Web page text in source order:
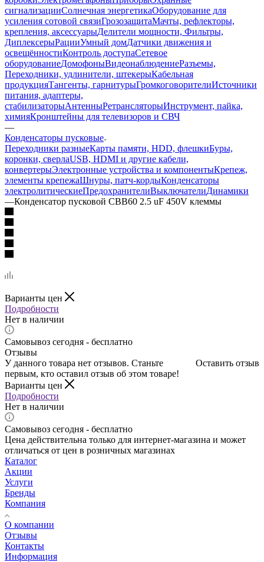
сигнализацииСолнечная энергетикаОборудование для
усиления сотовой связиГрозозащитаМачты, рефлекторы,
крепления, аксессуарыДелители мощности, Фильтры,
ДиплексерыРацииУмный домДатчики движения и
освещённостиКонтроль доступаСетевое
оборудованиеДомофоныВидеонаблюдениеРазъемы,
Переходники, удлинители, штекерыКабельная
продукцияТангенты, гарнитурыГромкоговорителиИсточники
питания, адаптеры,
стабилизаторыАнтенныРетрансляторыИнструмент, пайка,
химияКронштейны для телевизоров и СВЧ
—
Конденсаторы пусковые
Переходники разныеКарты памяти, HDD, флешкиБуры,
коронки, сверлаUSB, HDMI и другие кабели,
конвертерыЭлектронные устройства и компонентыКрепеж,
элементы крепежаШнуры, патч-кордыКонденсаторы
электролитическиеПредохранителиВыключателиДинамики
—Конденсатор пусковой CBB60 2.5 uF 450V клеммы
Варианты цен
Подробности
Нет в наличии
Самовывоз сегодня - бесплатно
Отзывы
Оставить отзыв
У данного товара нет отзывов. Станьте
первым, кто оставил отзыв об этом товаре!
Варианты цен
Подробности
Нет в наличии
Самовывоз сегодня - бесплатно
Цена действительна только для интернет-магазина и может
отличаться от цен в розничных магазинах
Каталог
Акции
Услуги
Бренды
Компания
О компании
Отзывы
Контакты
Информация